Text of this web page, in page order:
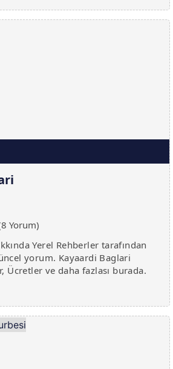
Yorum)
Yerel Rehberler tarafından
yorum. Kayaardi Baglari
Ücretler ve daha fazlası burada.